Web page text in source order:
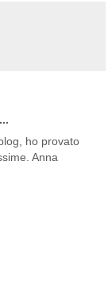
ho provato
Anna